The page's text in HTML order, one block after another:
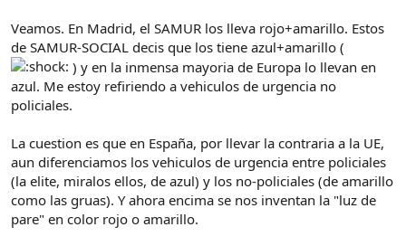
Veamos. En Madrid, el SAMUR los lleva rojo+amarillo. Estos
de SAMUR-SOCIAL decis que los tiene azul+amarillo (
) y en la inmensa mayoria de Europa lo llevan en
azul. Me estoy refiriendo a vehiculos de urgencia no
policiales.
La cuestion es que en España, por llevar la contraria a la UE,
aun diferenciamos los vehiculos de urgencia entre policiales
(la elite, miralos ellos, de azul) y los no-policiales (de amarillo
como las gruas). Y ahora encima se nos inventan la "luz de
pare" en color rojo o amarillo.